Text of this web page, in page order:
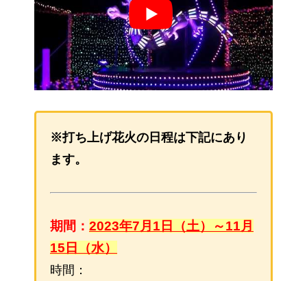
※打ち上げ花火の日程は下記にあり
ます。
期間： 2023年7月1日（土）～11月
15日（水）
時間：